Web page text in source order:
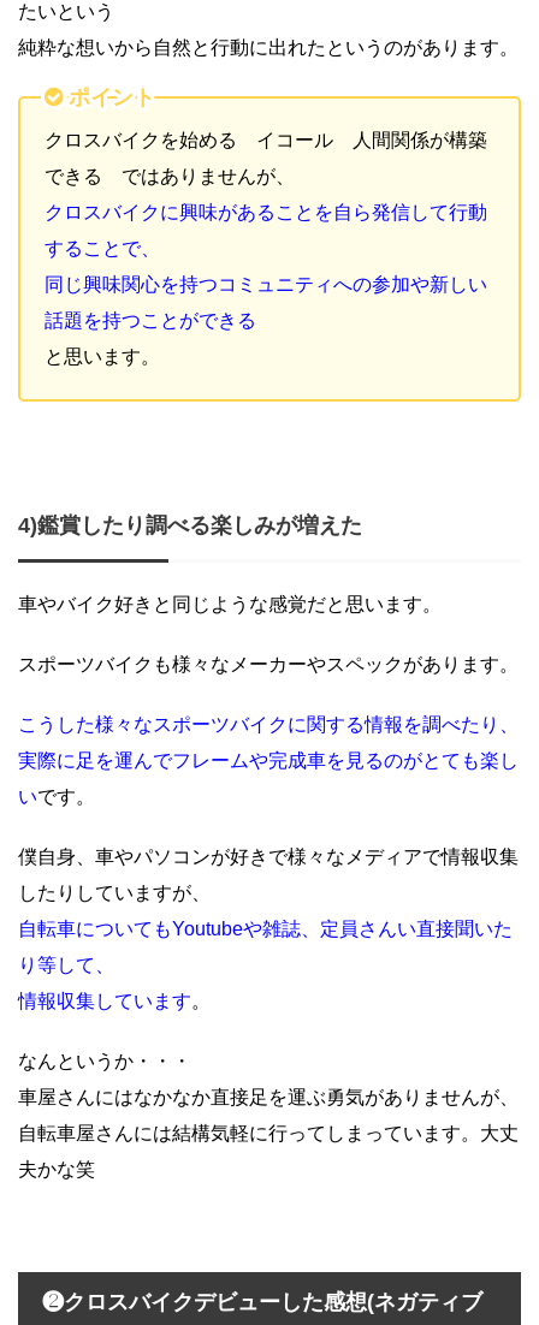
たいという
純粋な想いから自然と行動に出れたというのがあります。
ポイント
クロスバイクを始める イコール 人間関係が構築
できる ではありませんが、
クロスバイクに興味があることを自ら発信して行動
することで、
同じ興味関心を持つコミュニティへの参加や新しい
話題を持つことができる
と思います。
4)鑑賞したり調べる楽しみが増えた
車やバイク好きと同じような感覚だと思います。
スポーツバイクも様々なメーカーやスペックがあります。
こうした様々なスポーツバイクに関する情報を調べたり、
実際に足を運んでフレームや完成車を見るのがとても楽し
いです。
僕自身、車やパソコンが好きで様々なメディアで情報収集
したりしていますが、
自転車についてもYoutubeや雑誌、定員さんい直接聞いた
り等して、
情報収集しています。
なんというか・・・
車屋さんにはなかなか直接足を運ぶ勇気がありませんが、
自転車屋さんには結構気軽に行ってしまっています。大丈
夫かな笑
❷クロスバイクデビューした感想(ネガティブ